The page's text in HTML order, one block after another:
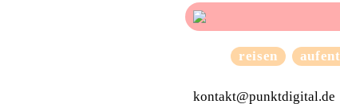
reisen
kontakt@punktdigital.de